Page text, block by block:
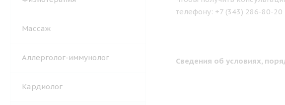
Массаж
Аллерголог-иммунолог
Кардиолог
телефону: +7 (343) 286-80-
Сведения об условиях,